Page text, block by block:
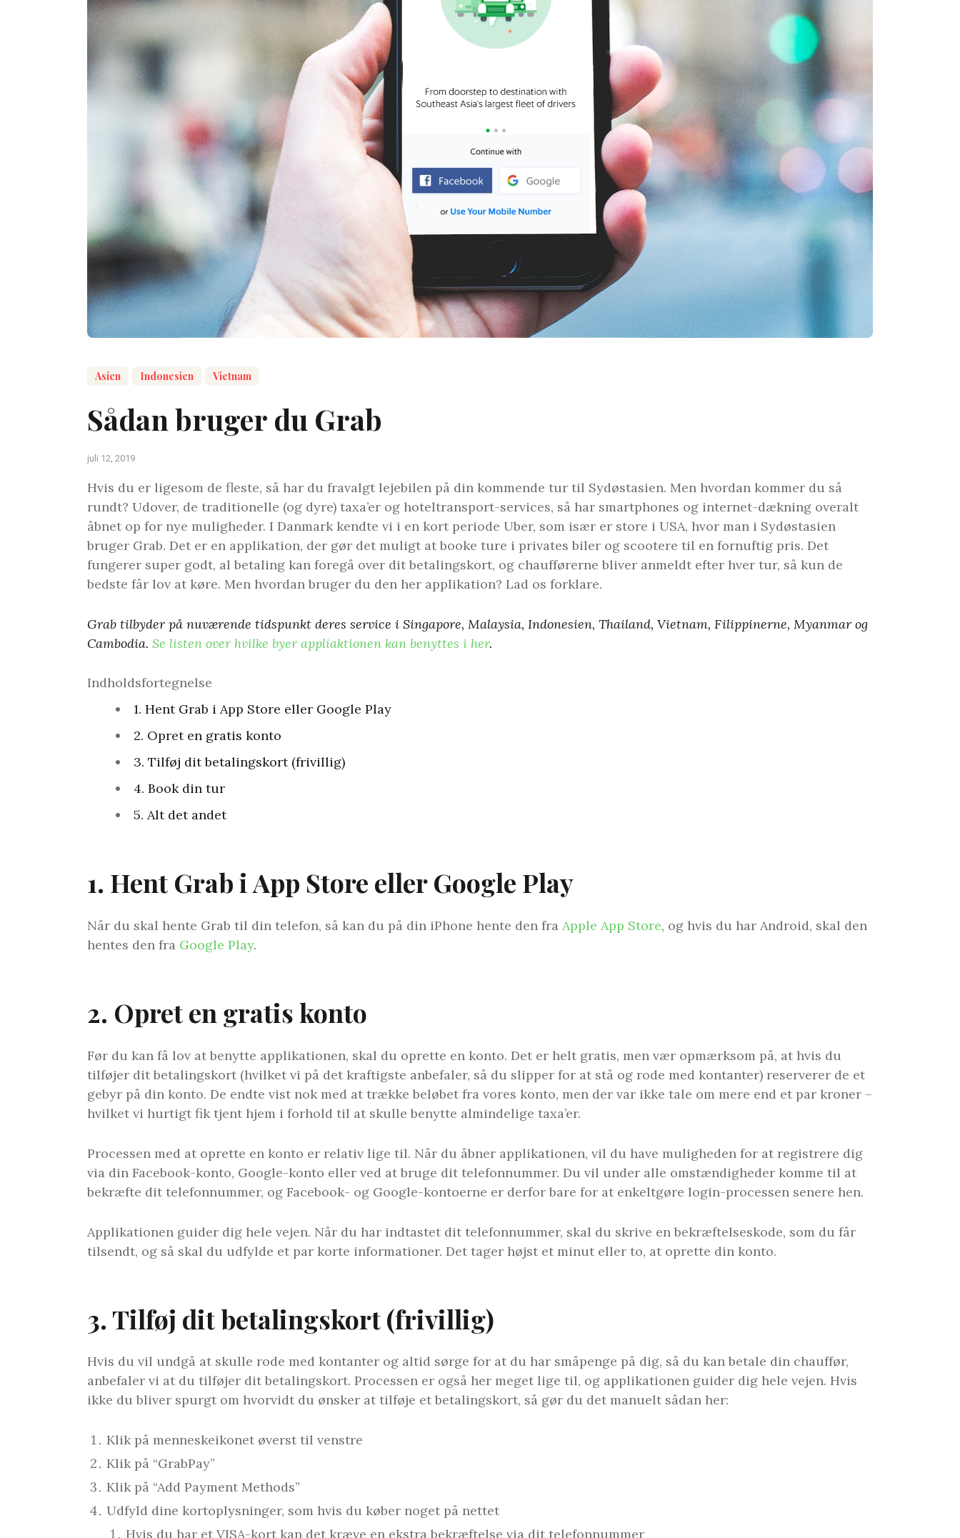
Asien Indonesien Vietnam
Sådan bruger du Grab
juli 12, 2019
Hvis du er ligesom de fleste, så har du fravalgt lejebilen på din kommende tur til Sydøstasien. Men hvordan kommer du så
rundt? Udover, de traditionelle (og dyre) taxa’er og hoteltransport-services, så har smartphones og internet-dækning overalt
åbnet op for nye muligheder. I Danmark kendte vi i en kort periode Uber, som især er store i USA, hvor man i Sydøstasien
bruger Grab. Det er en applikation, der gør det muligt at booke ture i privates biler og scootere til en fornuftig pris. Det
fungerer super godt, al betaling kan foregå over dit betalingskort, og chaufførerne bliver anmeldt efter hver tur, så kun de
bedste får lov at køre. Men hvordan bruger du den her applikation? Lad os forklare.
Grab tilbyder på nuværende tidspunkt deres service i Singapore, Malaysia, Indonesien, Thailand, Vietnam, Filippinerne, Myanmar og
Cambodia. Se listen over hvilke byer appliaktionen kan benyttes i her.
Indholdsfortegnelse
1. Hent Grab i App Store eller Google Play
2. Opret en gratis konto
3. Tilføj dit betalingskort (frivillig)
4. Book din tur
5. Alt det andet
1. Hent Grab i App Store eller Google Play
Når du skal hente Grab til din telefon, så kan du på din iPhone hente den fra Apple App Store, og hvis du har Android, skal den
hentes den fra Google Play.
2. Opret en gratis konto
Før du kan få lov at benytte applikationen, skal du oprette en konto. Det er helt gratis, men vær opmærksom på, at hvis du
tilføjer dit betalingskort (hvilket vi på det kraftigste anbefaler, så du slipper for at stå og rode med kontanter) reserverer de et
gebyr på din konto. De endte vist nok med at trække beløbet fra vores konto, men der var ikke tale om mere end et par kroner –
hvilket vi hurtigt fik tjent hjem i forhold til at skulle benytte almindelige taxa’er.
Processen med at oprette en konto er relativ lige til. Når du åbner applikationen, vil du have muligheden for at registrere dig
via din Facebook-konto, Google-konto eller ved at bruge dit telefonnummer. Du vil under alle omstændigheder komme til at
bekræfte dit telefonnummer, og Facebook- og Google-kontoerne er derfor bare for at enkeltgøre login-processen senere hen.
Applikationen guider dig hele vejen. Når du har indtastet dit telefonnummer, skal du skrive en bekræftelseskode, som du får
tilsendt, og så skal du udfylde et par korte informationer. Det tager højst et minut eller to, at oprette din konto.
3. Tilføj dit betalingskort (frivillig)
Hvis du vil undgå at skulle rode med kontanter og altid sørge for at du har småpenge på dig, så du kan betale din chauffør,
anbefaler vi at du tilføjer dit betalingskort. Processen er også her meget lige til, og applikationen guider dig hele vejen. Hvis
ikke du bliver spurgt om hvorvidt du ønsker at tilføje et betalingskort, så gør du det manuelt sådan her:
Klik på menneskeikonet øverst til venstre
Klik på “GrabPay”
Klik på “Add Payment Methods”
Udfyld dine kortoplysninger, som hvis du køber noget på nettet
Hvis du har et VISA-kort kan det kræve en ekstra bekræftelse via dit telefonnummer